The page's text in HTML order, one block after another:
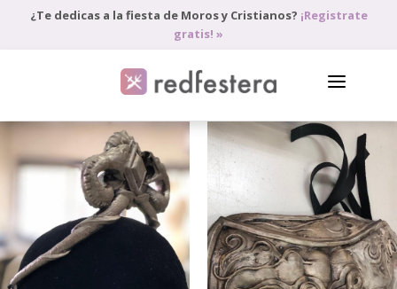
¿Te dedicas a la fiesta de Moros y Cristianos? ¡Registrate
gratis! »
DIRECTORIO DE PROFESIONALES
PEDIR PRESUPUESTO
BLOG